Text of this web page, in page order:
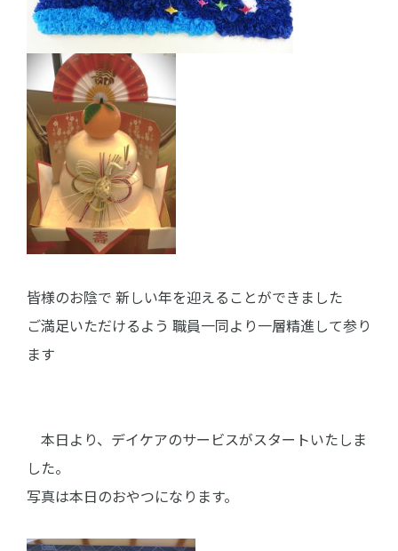
皆様のお陰で 新しい年を迎えることができました
ご満足いただけるよう 職員一同より一層精進して参り
ます
本日より、デイケアのサービスがスタートいたしま
した。
写真は本日のおやつになります。